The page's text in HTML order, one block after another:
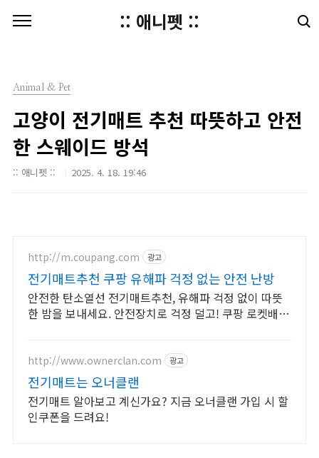
:: 애니펫 ::
Animal & Pet
고양이 전기매트 추천 따뜻하고 안전
한 스웨이드 방석
:: 애니펫 :: 2025. 4. 18. 19:46
http://m.coupang.com 광고
전기매트추천 쿠팡 유해파 걱정 없는 안전 난방
안전한 탄소열선 전기매트추천, 유해파 걱정 없이 따뜻
한 밤을 보내세요. 안전장치로 걱정 덜고! 쿠팡 로켓배송
http://www.ownerclan.com 광고
전기매트는 오너클랜
전기매트 알아보고 계신가요? 지금 오너클랜 가입 시 할
인쿠폰을 드려요!